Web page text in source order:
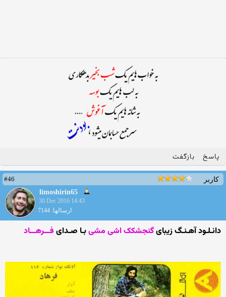
پاسخ بازگفت
کاربر
#46
limoshirin65
30 Dec 2016 14:43
ارسالها: 7144
دانـلـود آهـنـگ زیبایگنجشکک اشی مشیبـا صـدای فـــرهـــاد